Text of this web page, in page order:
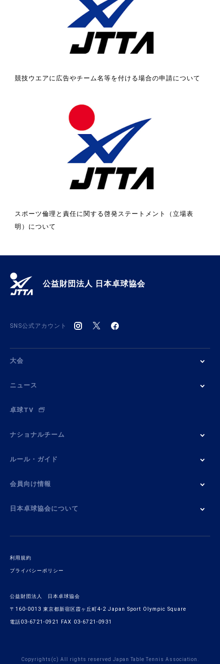
競技ウエアに広告やチーム名等を付ける場合の申請について
スポーツ倫理と責任に関する啓発ステートメント（立場表
明）について
公益財団法人 日本卓球協会
SNS公式アカウント
大会
ニュース
卓球TV
ナショナルチーム
ルール・ガイド
会員向け情報
日本卓球協会について
利用規約
プライバシーポリシー
公益財団法人 日本卓球協会
〒160-0013 東京都新宿区霞ヶ丘町4-2 Japan Sport Olympic Square
電話03-6721-0921 FAX 03-6721-0931
Copyrights(c) All rights reserved Japan Table Tennis Association.